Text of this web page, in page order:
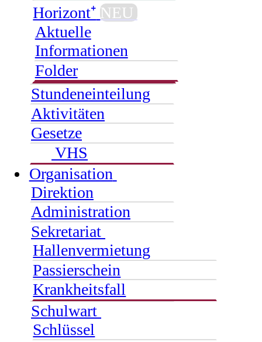
Horizont⁺ NEU
Aktuelle
Informationen
Folder
Stundeneinteilung
Aktivitäten
Gesetze
VHS
Organisation
Direktion
Administration
Sekretariat
Hallenvermietung
Passierschein
Krankheitsfall
Schulwart
Schlüssel